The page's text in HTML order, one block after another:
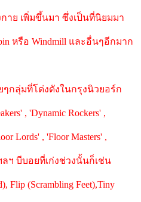
าย เพิ่มขึ้นมา ซึ่งเป็นที่นิยมมา
หรือ Windmill และอื่นๆอีกมาก
กลุ่มที่โด่งดังในกรุงนิวยอร์ก
, 'Dynamic Rockers' ,
Lords' , 'Floor Masters' ,
ฯลฯ บีบอยที่เก่งช่วงนั้นก็เช่น
Flip (Scrambling Feet),Tiny